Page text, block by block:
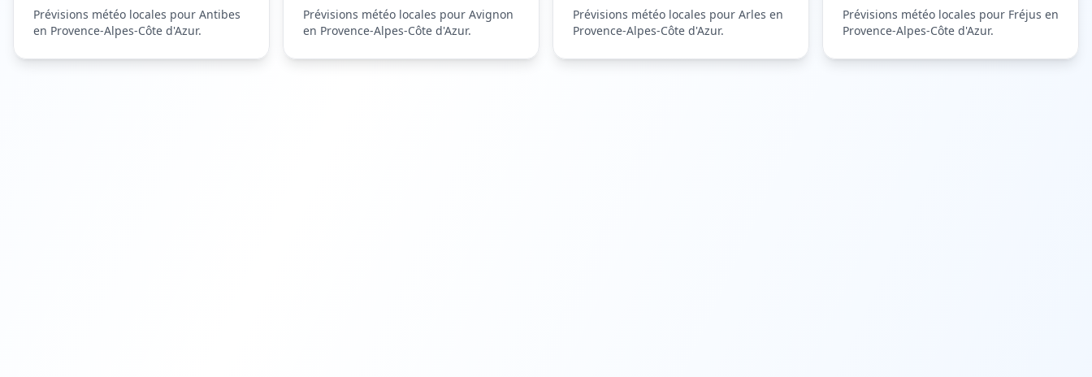
Prévisions météo locales pour Antibes
en Provence-Alpes-Côte d'Azur.
Prévisions météo locales pour Avignon
en Provence-Alpes-Côte d'Azur.
Prévisions météo locales pour Arles en
Provence-Alpes-Côte d'Azur.
Prévisions météo locales pour Fréjus en
Provence-Alpes-Côte d'Azur.